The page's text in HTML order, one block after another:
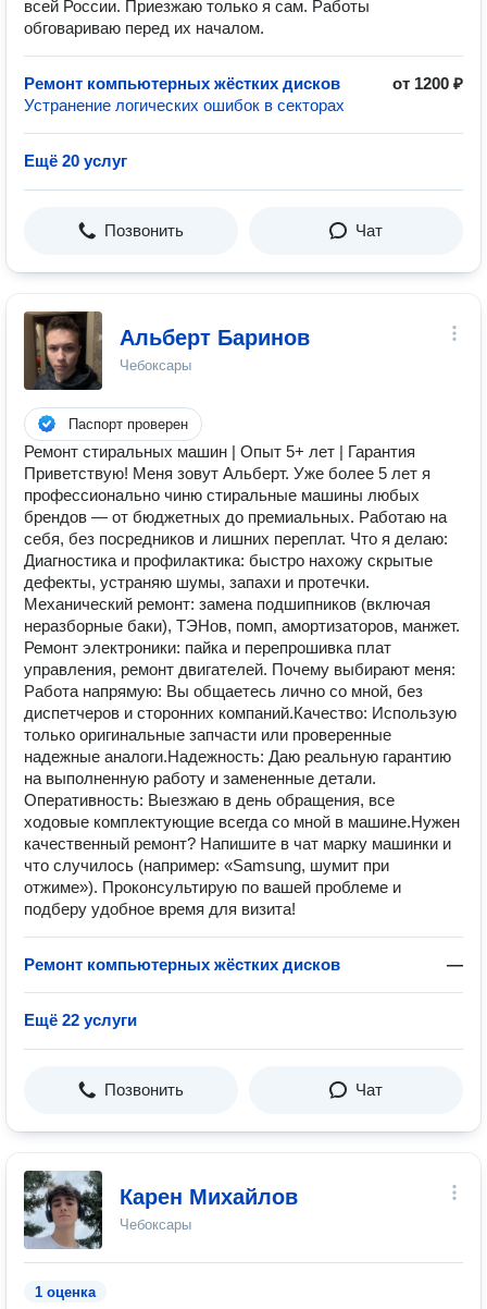
всей России. Приезжаю только я сам. Работы
обговариваю перед их началом.
Ремонт компьютерных жёстких дисков
от 1200 ₽
Устранение логических ошибок в секторах
Ещё 20 услуг
Позвонить Чат
Альберт Баринов
Чебоксары
Паспорт проверен
Ремонт стиральных машин | Опыт 5+ лет | Гарантия ​
Приветствую! Меня зовут Альберт. Уже более 5 лет я
профессионально чиню стиральные машины любых
брендов — от бюджетных до премиальных. Работаю на
себя, без посредников и лишних переплат. ​ Что я делаю: ​
Диагностика и профилактика: быстро нахожу скрытые
дефекты, устраняю шумы, запахи и протечки. ​
Механический ремонт: замена подшипников (включая
неразборные баки), ТЭНов, помп, амортизаторов, манжет. ​
Ремонт электроники: пайка и перепрошивка плат
управления, ремонт двигателей. ​ Почему выбирают меня: ​
Работа напрямую: Вы общаетесь лично со мной, без
диспетчеров и сторонних компаний. ​Качество: Использую
только оригинальные запчасти или проверенные
надежные аналоги. ​Надежность: Даю реальную гарантию
на выполненную работу и замененные детали. ​
Оперативность: Выезжаю в день обращения, все
ходовые комплектующие всегда со мной в машине. ​Нужен
качественный ремонт? Напишите в чат марку машинки и
что случилось (например: «Samsung, шумит при
отжиме»). Проконсультирую по вашей проблеме и
подберу удобное время для визита!
Ремонт компьютерных жёстких дисков —
Ещё 22 услуги
Позвонить Чат
Карен Михайлов
Чебоксары
1 оценка